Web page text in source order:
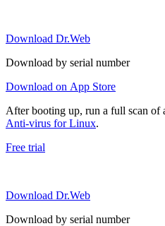
Download Dr.Web
Download by serial number
Download on App Store
After booting up, run a full scan of
Anti-virus for Linux.
Free trial
Download Dr.Web
Download by serial number